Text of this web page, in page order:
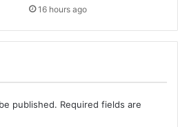
16 hours ago
published. Required fields are